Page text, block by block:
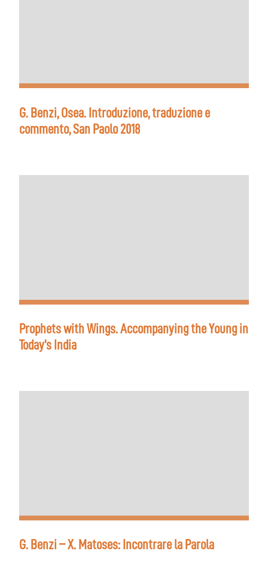
G. Benzi, Osea. Introduzione, traduzione e
commento, San Paolo 2018
Prophets with Wings. Accompanying the Young in
Today's India
G. Benzi – X. Matoses: Incontrare la Parola